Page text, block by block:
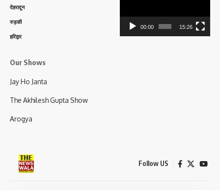
देहरादून
रुड़की
हरिद्वार
00:00 15:26
Our Shows
Jay Ho Janta
The Akhilesh Gupta Show
Arogya
Follow US